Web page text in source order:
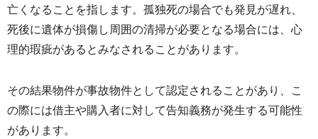
亡くなることを指します。 孤独死の場合でも発見が遅れ、
死後に遺体が損傷し周囲の清掃が必要となる場合には、 心
理的瑕疵があるとみなされることがあります。
その結果物件が事故物件として認定されることがあり、 こ
の際には借主や購入者に対して告知義務が発生する可能性
があり ます。